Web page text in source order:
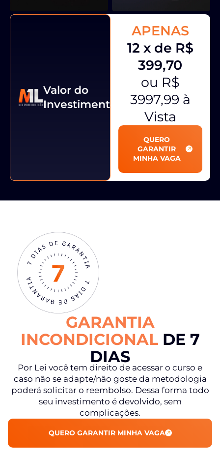
Valor do
Investimento
APENAS
12 x de R$
399,70
ou R$
3997,99 à
Vista
QUERO
GARANTIR
MINHA VAGA
GARANTIA
INCONDICIONALDE 7
DIAS
Por Lei você tem direito de acessar o curso e
caso não se adapte/não goste da metodologia
poderá solicitar o reembolso. Dessa forma todo
seu investimento é devolvido, sem
complicações.
QUERO GARANTIR MINHA VAGA